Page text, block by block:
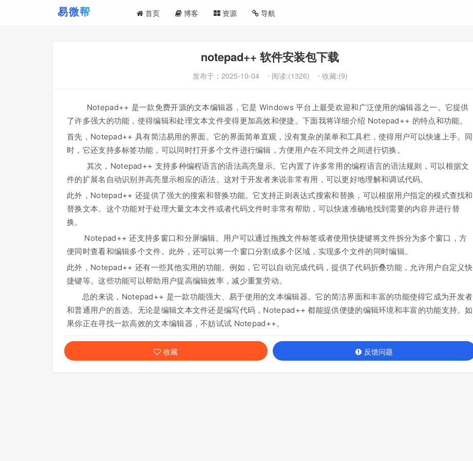
首页 博客 资源 导航
notepad++ 软件安装包下载
发布于： 2025-10-04 ⋅ 阅读:(1326) ⋅ 收藏:(9)
Notepad++ 是一款免费开源的文本编辑器，它是 Windows 平台上最受欢迎和广泛使用的编辑器之一。它提供
了许多强大的功能，使得编辑和处理文本文件变得更加高效和便捷。下面我将详细介绍 Notepad++ 的特点和功能。
首先，Notepad++ 具有简洁易用的界面。它的界面简单直观，没有复杂的菜单和工具栏，使得用户可以快速上手。同
时，它还支持多标签功能，可以同时打开多个文件进行编辑，方便用户在不同文件之间进行切换。
其次，Notepad++ 支持多种编程语言的语法高亮显示。它内置了许多常用的编程语言的语法规则，可以根据文
件的扩展名自动识别并高亮显示相应的语法。这对于开发者来说非常有用，可以更好地理解和调试代码。
此外，Notepad++ 还提供了强大的搜索和替换功能。它支持正则表达式搜索和替换，可以根据用户指定的模式查找和
替换文本。这个功能对于处理大量文本文件或者代码文件时非常有帮助，可以快速准确地找到需要的内容并进行替
换。
Notepad++ 还支持多窗口和分屏编辑。用户可以通过拖拽文件标签或者使用快捷键将文件拆分为多个窗口，方
便同时查看和编辑多个文件。此外，还可以将一个窗口分割成多个区域，实现多个文件的同时编辑。
此外，Notepad++ 还有一些其他实用的功能。例如，它可以自动完成代码，提供了代码折叠功能，允许用户自定义快
捷键等。这些功能可以帮助用户提高编辑效率，减少重复劳动。
总的来说，Notepad++ 是一款功能强大、易于使用的文本编辑器。它的简洁界面和丰富的功能使得它成为开发者
和普通用户的首选。无论是编辑文本文件还是编写代码，Notepad++ 都能提供便捷的编辑环境和丰富的功能支持。如
果你正在寻找一款高效的文本编辑器，不妨试试 Notepad++。
收藏 反馈问题